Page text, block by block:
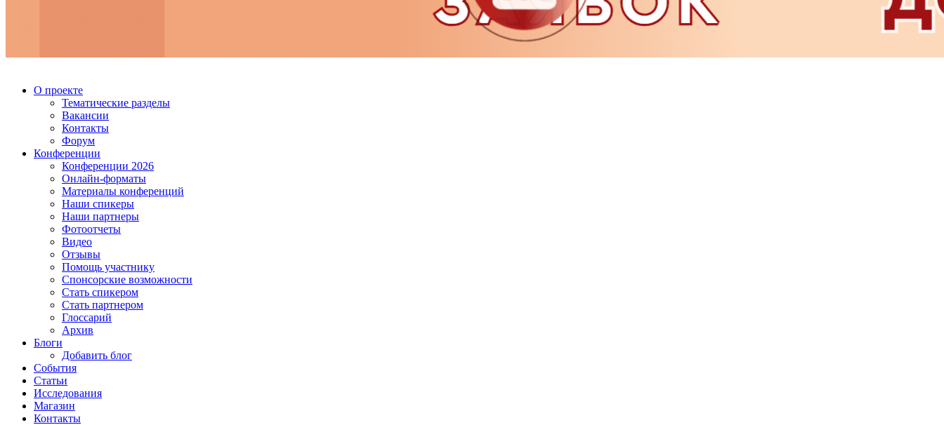
О проекте
Тематические разделы
Вакансии
Контакты
Форум
Конференции
Конференции 2026
Онлайн-форматы
Материалы конференций
Наши спикеры
Наши партнеры
Фотоотчеты
Видео
Отзывы
Помощь участнику
Спонсорские возможности
Стать спикером
Стать партнером
Глоссарий
Архив
Блоги
Добавить блог
События
Статьи
Исследования
Магазин
Контакты